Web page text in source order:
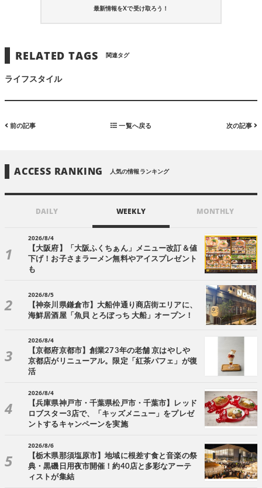
最新情報をXで受け取ろう！
RELATED TAGS 関連タグ
ライフスタイル
前の記事 一覧へ戻る 次の記事
ACCESS RANKING 人気の情報ランキング
DAILY WEEKLY MONTHLY
2026/8/4
【大阪府】「大阪ふくちぁん」メニュー改訂＆値
下げ！お子さまラーメン無料やアイスプレゼント
も
2026/8/5
【神奈川県鎌倉市】大船仲通り商店街エリアに、
海鮮居酒屋「魚貝 とろぼっち 大船」オープン！
2026/8/4
【京都府京都市】創業273年の老舗 京はやしや
京都店がリニューアル。限定「紅茶パフェ」が復
活
2026/8/4
【兵庫県神戸市・千葉県松戸市・千葉市】レッド
ロブスター3店で、「キッズメニュー」をプレゼ
ントするキャンペーンを実施
2026/8/6
【栃木県那須塩原市】地域に根差す食と音楽の祭
典・黒磯日用夜市開催！約40店と多彩なアーテ
ィストが集結